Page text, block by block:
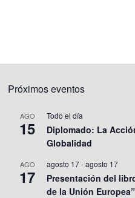
Próximos eventos
AGO
15
Todo el día
Diplomado: La
Globalidad
AGO
17
agosto 17-agosto 17
Presentación del
de la Unión Europea”